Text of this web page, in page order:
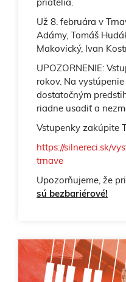
Už 8. februára v
Adámy, Tomáš
Makovický, Ivan
UPOZORNENIE:
rokov. Na
dostatočným
riadne usadiť a
Vstupenky zakúpite
https://silnereci.sk/
trnave
Upozorňujeme, že
sú bezbariérové!